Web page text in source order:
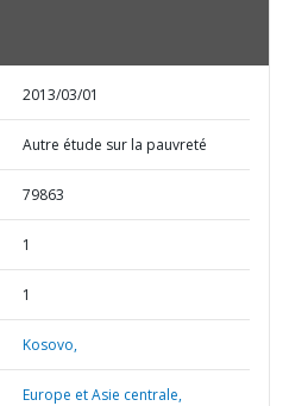
2013/03/01
Autre étude sur la pauvreté
79863
1
1
Kosovo,
Europe et Asie centrale,